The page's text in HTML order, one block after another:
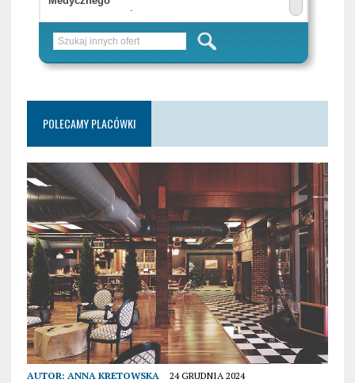
POLECAMY PLACÓWKI
AUTOR: ANNA KRETOWSKA 24 GRUDNIA 2024